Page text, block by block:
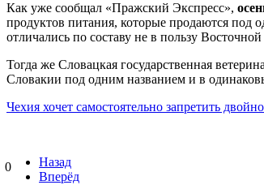
Как уже сообщал «Пражский Экспресс»,
продуктов питания, которые продаются под
отличались по составу не в пользу
Тогда же Словацкая государственная
Словакии под одним названием и в
Чехия хочет самостоятельно запретить
0
Назад
Вперёд